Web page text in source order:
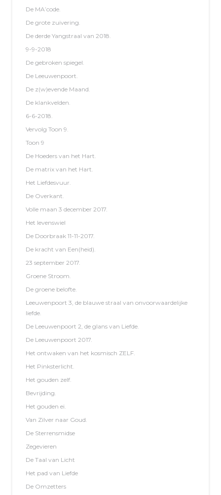
De MA’code.
De grote zuivering.
De derde Yangstraal van 2018.
9-9-2018
De gebroken spiegel.
De Leeuwenpoort.
De z(w)evende Maand.
De klankvelden.
6-6-2018.
Vervolg Toon 9.
Toon 9
De Hoeders van het Hart.
De matrix van het Hart.
Het Liefdesvuur.
De Overkant.
Volle maan 3 december 2017.
Het levenswiel
De Doorbraak 11-11-2017.
De kracht van Een(heid).
23 september 2017.
Groene Stroom.
De groene belofte.
Leeuwenpoort 3, de blauwe straal van onvoorwaardelijke
liefde.
De Leeuwenpoort 2, de glans van Liefde.
De Leeuwenpoort 2017.
Het ontwaken van het kosmisch ZELF.
Het Pinksterlicht.
Het gouden zelf.
Bevrijding.
Het gouden ei.
Van Zilver naar Goud.
De Sterrensmidse
Zegevieren
De Taal van Licht
Het pad van Liefde
De Omzetters